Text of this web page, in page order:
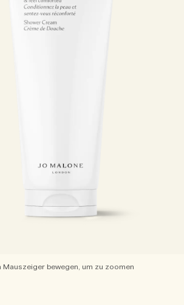
Mauszeiger bewegen, um zu zoomen